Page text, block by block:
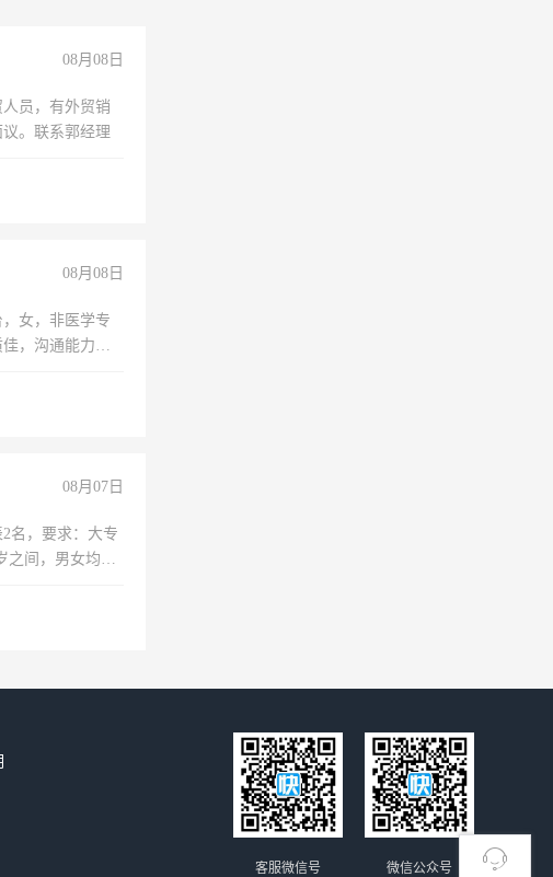
08月08日
员，有外贸销
。联系郭经理
08月08日
女，非医学专
，沟通能力
08月07日
名，要求：大专
之间，男女均
，底薪+绩效，
微信公众号
客服微信号